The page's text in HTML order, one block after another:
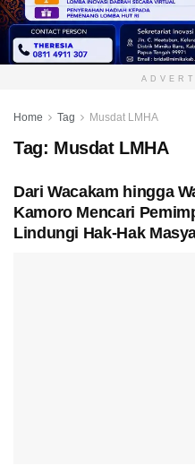
Home Tag Musdat LMHA
Tag: Musdat LMHA
Dari Wacakam hingga
Kamoro Mencari
Lindungi Hak-Hak